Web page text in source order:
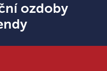
ozdoby